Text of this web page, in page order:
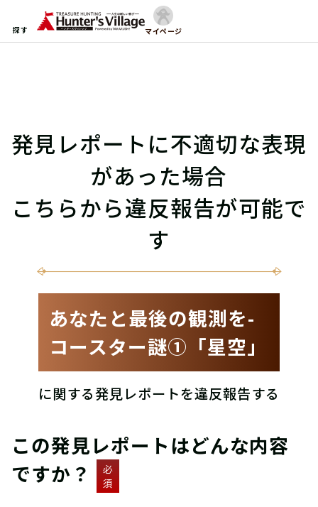
探す マイページ
発見レポートに不適切な表現
があった場合
こちらから違反報告が可能で
す
あなたと最後の観測を-
コースター謎①「星空」
に関する発見レポートを違反報告する
この発見レポートはどんな内容
ですか？
必
須